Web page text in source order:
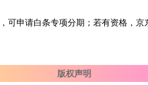
可申请白条专项分期；若有资格，
版权声明